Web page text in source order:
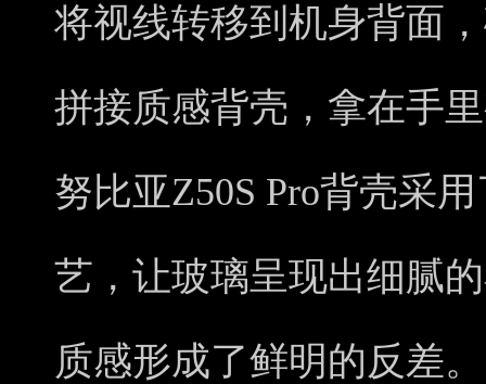
将视线转移到机身背面
拼接质感背壳，拿在手
努比亚Z50S Pro背壳采
艺，让玻璃呈现出细腻
质感形成了鲜明的反差。